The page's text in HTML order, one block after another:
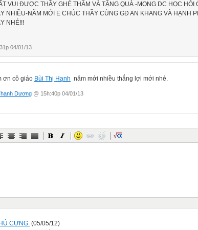
VUI ĐƯỢC THẦY GHÉ THĂM VÀ TẶNG QUÀ -MONG DC HỌC HỎI
NHIỀU-NĂM MỚI E CHÚC THẦY CÙNG GĐ AN KHANG VÀ HẠNH
NHÉ!!!
04/01/13
ơn cô giáo Bùi Thị Hạnh năm mới nhiều thắng lợi mới nhé.
Dương @ 15h:40p 04/01/13
CƯNG. (05/05/12)